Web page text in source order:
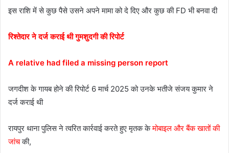
इस राशि में से कुछ पैसे उसने अपने मामा को दे दिए और कुछ की FD भी बनवा दी
रिश्तेदार ने दर्ज कराई थी गुमशुदगी की रिपोर्ट
A relative had filed a missing person report
जगदीश के गायब होने की रिपोर्ट 6 मार्च 2025 को उनके भतीजे संजय कुमार ने
दर्ज कराई थी
रायपुर थाना पुलिस ने त्वरित कार्रवाई करते हुए मृतक केमोबाइल और बैंक खातों की
जांचकी,